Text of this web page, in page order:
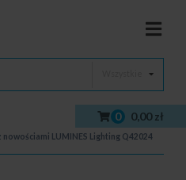
0 0,00 zł
nowościami LUMINES Lighting Q42024